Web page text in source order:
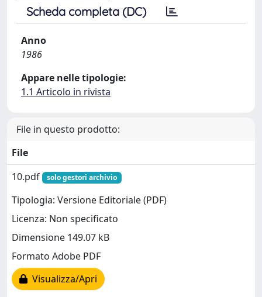
Scheda completa (DC)
Anno
1986
Appare nelle tipologie:
1.1 Articolo in rivista
File in questo prodotto:
File
10.pdf
solo gestori archivio
Tipologia: Versione Editoriale (PDF)
Licenza: Non specificato
Dimensione 149.07 kB
Formato Adobe PDF
Visualizza/Apri